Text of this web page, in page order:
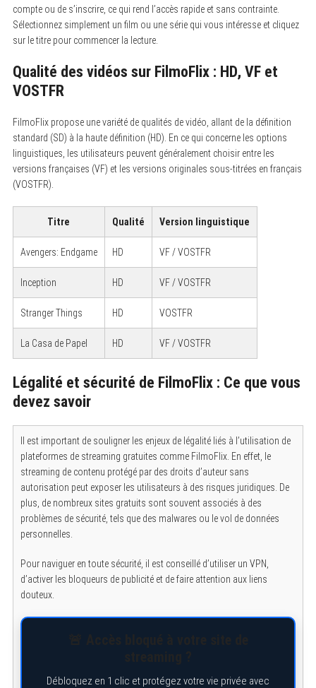
compte ou de s’inscrire, ce qui rend l’accès rapide et sans contrainte.
Sélectionnez simplement un film ou une série qui vous intéresse et cliquez
sur le titre pour commencer la lecture.
Qualité des vidéos sur FilmoFlix : HD, VF et
VOSTFR
FilmoFlix propose une variété de qualités de vidéo, allant de la définition
standard (SD) à la haute définition (HD). En ce qui concerne les options
linguistiques, les utilisateurs peuvent généralement choisir entre les
versions françaises (VF) et les versions originales sous-titrées en français
(VOSTFR).
Titre Qualité Version linguistique
Avengers: Endgame HD VF / VOSTFR
Inception HD VF / VOSTFR
Stranger Things HD VOSTFR
La Casa de Papel HD VF / VOSTFR
Légalité et sécurité de FilmoFlix : Ce que vous
devez savoir
Il est important de souligner les enjeux de légalité liés à l’utilisation de
plateformes de streaming gratuites comme FilmoFlix. En effet, le
streaming de contenu protégé par des droits d’auteur sans
autorisation peut exposer les utilisateurs à des risques juridiques. De
plus, de nombreux sites gratuits sont souvent associés à des
problèmes de sécurité, tels que des malwares ou le vol de données
personnelles.
Pour naviguer en toute sécurité, il est conseillé d’utiliser un VPN,
d’activer les bloqueurs de publicité et de faire attention aux liens
douteux.
Débloquez en 1 clic et protégez votre vie privée avec